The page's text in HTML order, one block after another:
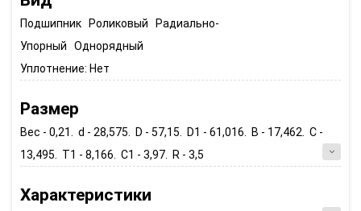
Подшипник Роликовый Радиально-
Упорный Однорядный
Уплотнение: Нет
Размер
Вес - 0,21. d - 28,575. D - 57,15. D1 - 61,016. B - 17,462. C -
13,495. T1 - 8,166. C1 - 3,97. R - 3,5
Характеристики